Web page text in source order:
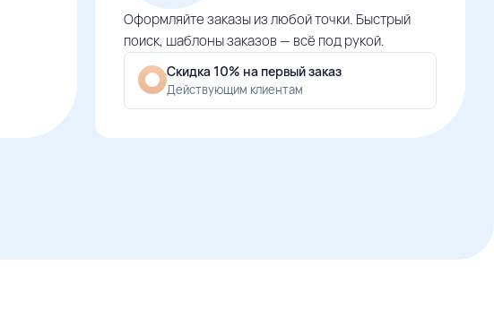
Оформляйте заказы из любой точки. Быстрый
поиск, шаблоны заказов — всё под рукой.
Скидка 10% на первый заказ
Действующим клиентам